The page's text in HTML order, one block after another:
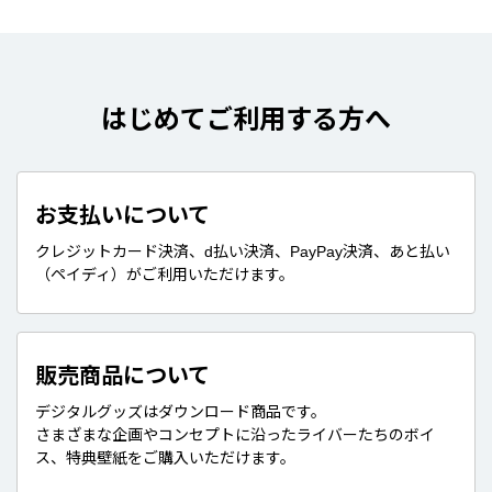
はじめてご利用する方へ
お支払いについて
クレジットカード決済、d払い決済、PayPay決済、あと払い
（ペイディ）がご利用いただけます。
販売商品について
デジタルグッズはダウンロード商品です。
さまざまな企画やコンセプトに沿ったライバーたちのボイ
ス、特典壁紙をご購入いただけます。